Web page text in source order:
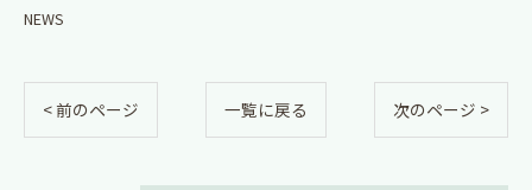
NEWS
< 前のページ 一覧に戻る 次のページ >